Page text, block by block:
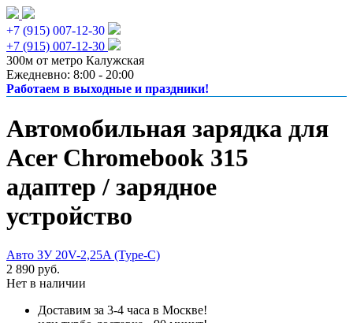
+7 (915) 007-12-30
+7 (915) 007-12-30
300м от метро Калужская
Ежедневно: 8:00 - 20:00
Работаем в выходные и праздники!
Автомобильная зарядка для
Acer Chromebook 315
адаптер / зарядное
устройство
Авто ЗУ 20V-2,25A (Type-C)
2 890 руб.
Нет в наличии
Доставим за 3-4 часа в Москве!